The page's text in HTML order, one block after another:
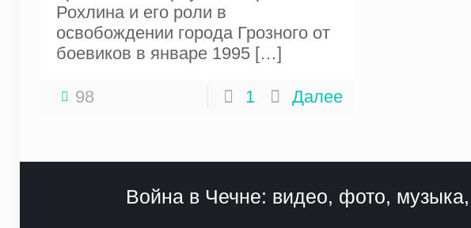
Рохлина и его роли в
освобождении города Грозного от
боевиков в январе 1995[…]
98 1 Далее
Война в Чечне: видео, фото, музыка,